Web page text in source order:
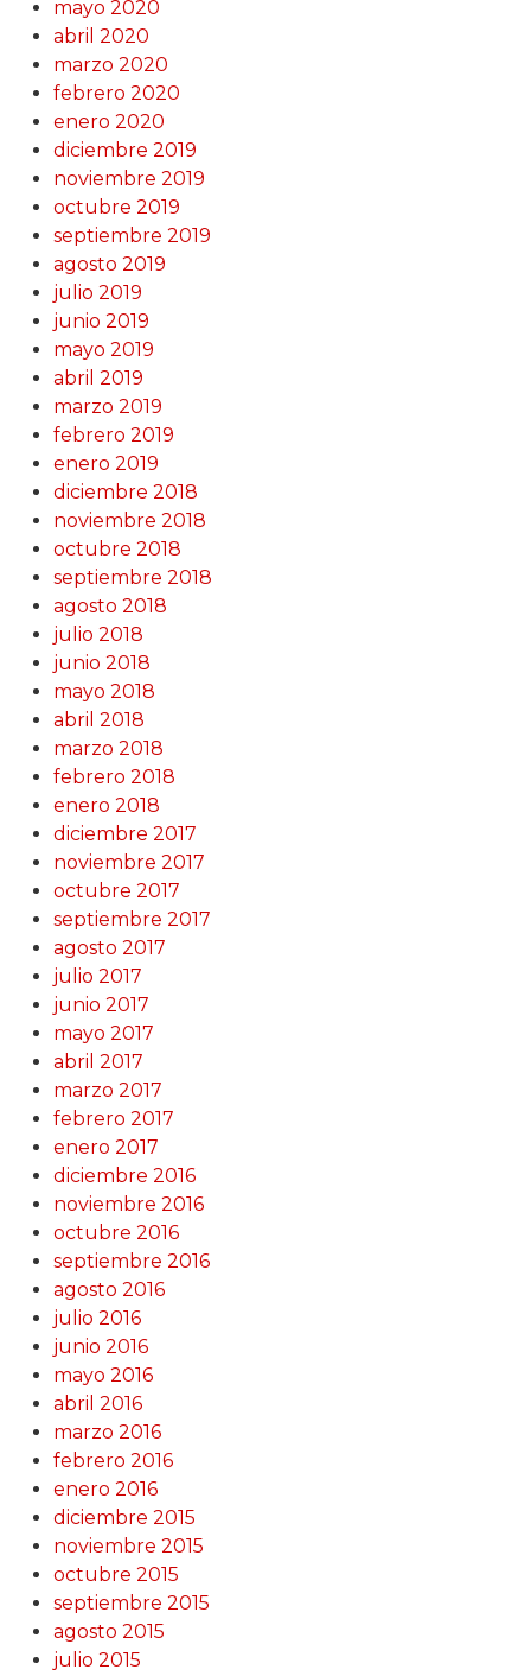
mayo 2020
abril 2020
marzo 2020
febrero 2020
enero 2020
diciembre 2019
noviembre 2019
octubre 2019
septiembre 2019
agosto 2019
julio 2019
junio 2019
mayo 2019
abril 2019
marzo 2019
febrero 2019
enero 2019
diciembre 2018
noviembre 2018
octubre 2018
septiembre 2018
agosto 2018
julio 2018
junio 2018
mayo 2018
abril 2018
marzo 2018
febrero 2018
enero 2018
diciembre 2017
noviembre 2017
octubre 2017
septiembre 2017
agosto 2017
julio 2017
junio 2017
mayo 2017
abril 2017
marzo 2017
febrero 2017
enero 2017
diciembre 2016
noviembre 2016
octubre 2016
septiembre 2016
agosto 2016
julio 2016
junio 2016
mayo 2016
abril 2016
marzo 2016
febrero 2016
enero 2016
diciembre 2015
noviembre 2015
octubre 2015
septiembre 2015
agosto 2015
julio 2015